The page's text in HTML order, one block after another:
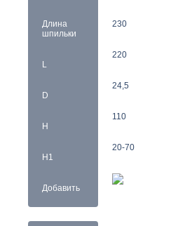
Длина
шпильки
L
D
H
H1
Добавить
230
220
24,5
110
20-70